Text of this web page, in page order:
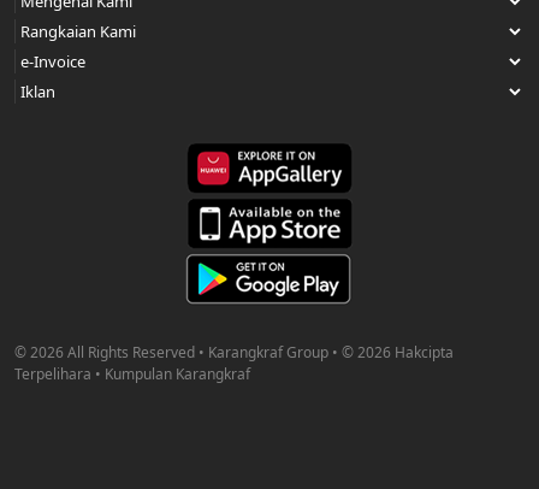
© 2026 All Rights Reserved • Karangkraf Group • © 2026 Hakcipta
Terpelihara • Kumpulan Karangkraf